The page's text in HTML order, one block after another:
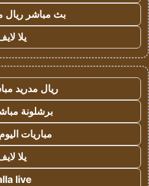
بث مباشر ريال
يلا
ريال مدريد
برشلونة
مباريات
يلا
live